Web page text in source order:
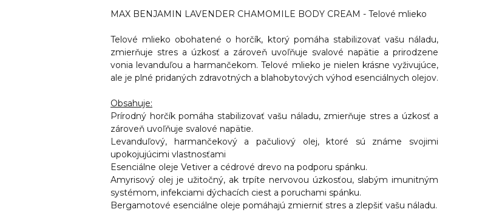
MAX BENJAMIN LAVENDER CHAMOMILE BODY CREAM - Telové mlieko
Telové mlieko obohatené o horčík, ktorý pomáha stabilizovať vašu náladu,
zmierňuje stres a úzkosť a zároveň uvoľňuje svalové napätie a prirodzene
vonia levanduľou a harmančekom. Telové mlieko je nielen krásne vyživujúce,
ale je plné pridaných zdravotných a blahobytových výhod esenciálnych olejov.
Obsahuje:
Prírodný horčíkpomáha stabilizovať vašu náladu, zmierňuje stres a úzkosť a
zároveň uvoľňuje svalové napätie.
Levanduľový, harmančekový a pačuliový olej,ktoré sú známe svojimi
upokojujúcimi vlastnosťami
Esenciálne oleje Vetiver a cédrové drevo na podporu spánku.
Amyrisový olej je užitočný, ak trpíte nervovou úzkosťou, slabým imunitným
systémom, infekciami dýchacích ciest a poruchami spánku.
Bergamotové esenciálne oleje pomáhajú zmierniť stres a zlepšiť vašu náladu.